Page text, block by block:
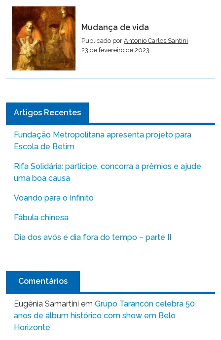
Mudança de vida
Publicado porAntonio Carlos Santini
23 de fevereiro de 2023
Artigos Recentes
Fundação Metropolitana apresenta projeto para
Escola de Betim
Rifa Solidária: participe, concorra a prêmios e ajude
uma boa causa
Voando para o Infinito
Fábula chinesa
Dia dos avós e dia fora do tempo – parte II
Comentários
Eugênia Samartini em Grupo Tarancón celebra 50
anos de álbum histórico com show em Belo
Horizonte